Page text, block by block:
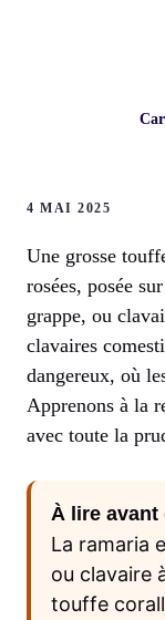
4 MAI 2025
Une grosse
rosées, posée
grappe, ou
clavaires
dangereux, où
Apprenons à la
avec toute la
À lire
La ramaria
ou clavaire
touffe